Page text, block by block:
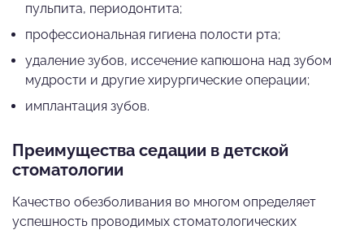
пульпита, периодонтита;
профессиональная гигиена полости рта;
удаление зубов, иссечение капюшона над зубом
мудрости и другие хирургические операции;
имплантация зубов.
Преимущества седации в детской
стоматологии
Качество обезболивания во многом определяет
успешность проводимых стоматологических